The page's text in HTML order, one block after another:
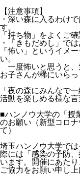
【注意事項】
・深い森に入るわけ
す。
「持ち物」をよくご
・「きもだめし」で
「怖い」というイメ
い。
一度怖いと思うと、
お子さんが稀にいらっ
「夜の森にみんなで
活動を楽しめる様な言
■ハンノウ大学の「授
のお願い（新型コロ
て）
埼玉ハンノウ大学で
際には「感染の予防
います。開催にあた
ご協力をお願い申し上